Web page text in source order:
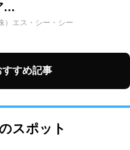
…
）エス・シー・シー
すめ記事
スポット